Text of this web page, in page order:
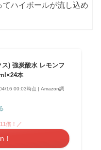
ハイボールが流し込め
) 強炭酸水 レモンフ
本
04/16 00:03時点 | Amazon調
倍！／
!